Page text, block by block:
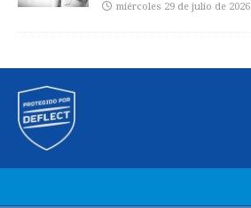
miércoles 29 de julio de 2026